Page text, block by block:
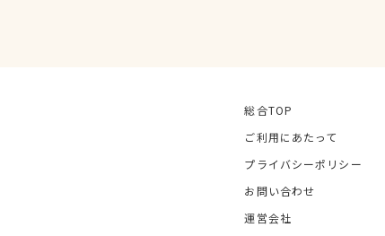
総合TOP
ご利用にあたって
プライバシーポリシー
お問い合わせ
運営会社